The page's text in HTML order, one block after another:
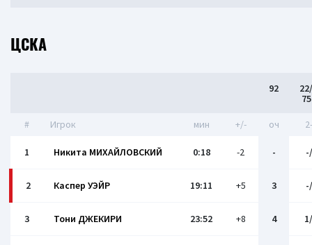
ЦСКА
92
# Игрок мин +/- оч
1 Никита МИХАЙЛОВСКИЙ 0:18 -2 -
2 Каспер УЭЙР 19:11 +5 3
3 Тони ДЖЕКИРИ 23:52 +8 4